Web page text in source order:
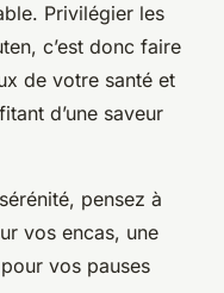
Privilégier les
c’est donc faire
de votre santé et
d’une saveur
pensez à
vos encas, une
vos pauses